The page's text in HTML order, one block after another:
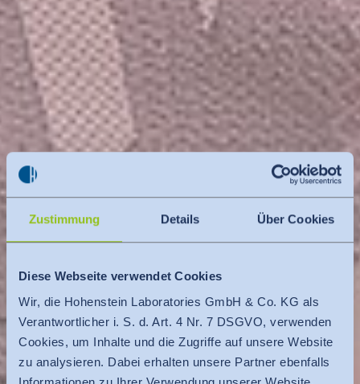
Zustimmung Details Über Cookies
Diese Webseite verwendet Cookies
Wir, die Hohenstein Laboratories GmbH & Co. KG als
Verantwortlicher i. S. d. Art. 4 Nr. 7 DSGVO, verwenden
Cookies, um Inhalte und die Zugriffe auf unsere Website
zu analysieren. Dabei erhalten unsere Partner ebenfalls